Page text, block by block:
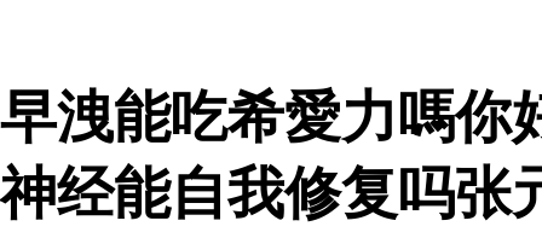
早洩能吃希愛力嗎你
神经能自我修复吗张